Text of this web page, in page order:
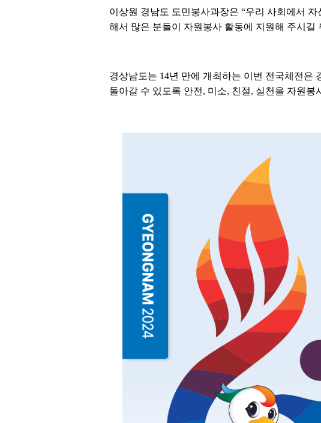
이상원 경남도 도민봉사과장은 “우리 사회에서
해서 많은 분들이 자원봉사 활동에 지원해 주시길
경상남도는 14년 만에 개최하는 이번 전국체전은
돌아갈 수 있도록 안전, 미소, 친절, 실천을 자원